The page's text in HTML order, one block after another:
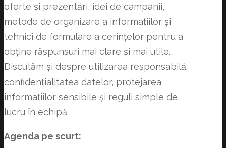
oferte și prezentări, idei de campanii,
metode de organizare a informațiilor și
tehnici de formulare a cerințelor pentru a
obține răspunsuri mai clare și mai utile.
Discutăm și despre utilizarea responsabilă:
confidențialitatea datelor, protejarea
informațiilor sensibile și reguli simple de
lucru în echipă.
Agenda pe scurt: